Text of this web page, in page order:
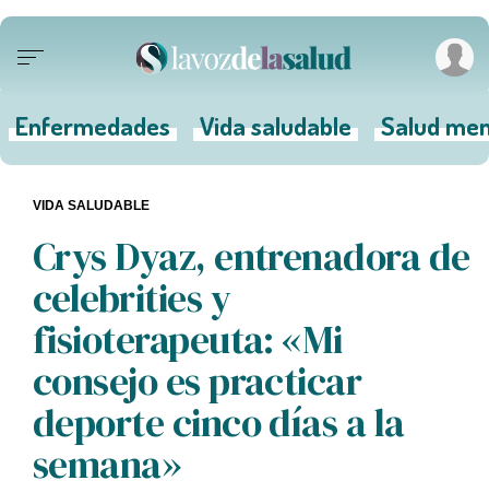
Enfermedades Vida saludable Salud
Crys Dyaz, entrenadora de
celebrities y
fisioterapeuta: «Mi
consejo es practicar
deporte cinco días a la
semana»
VIDA SALUDABLE